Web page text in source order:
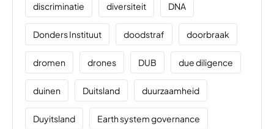
discriminatie diversiteit DNA
Donders Instituut doodstraf doorbraak
dromen drones DUB due diligence
duinen Duitsland duurzaamheid
Duyitsland Earth system governance